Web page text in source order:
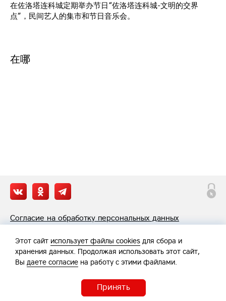
在佐洛塔连科城定期举办节日“佐洛塔连科城-文明的交界
点”，民间艺人的集市和节日音乐会。
在哪
Согласие на обработку персональных данных
Этот сайт использует файлы cookies для сбора и
хранения данных. Продолжая использовать этот сайт,
Вы даете согласие на работу с этими файлами.
Принять